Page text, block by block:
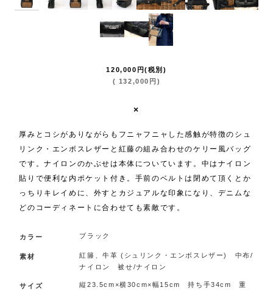
120,000 円(税別)
( 132,000 円 )
×
厚みとコシがありながらもフニャフニャした感触が特徴のシュ
リンク・エンボスレザーと紅藤の組み合わせのケリー風バッグ
です。ナイロンのかぶせは本体についています。中はナイロン
貼りで便利な内ポケット付き。手前のベルトは閉めて頂くとか
っちりキレイめに、外すとカジュアルな印象になり、デニムな
どのコーディネートに合わせても素敵です。
カラー ブラック
素材
紅籐、牛革 (シュリンク・エンボスレザー) 中布/
ナイロン 被せ/ナイロン
サイズ
縦23.5cm×横30cm×幅15cm 持ち手34cm 重